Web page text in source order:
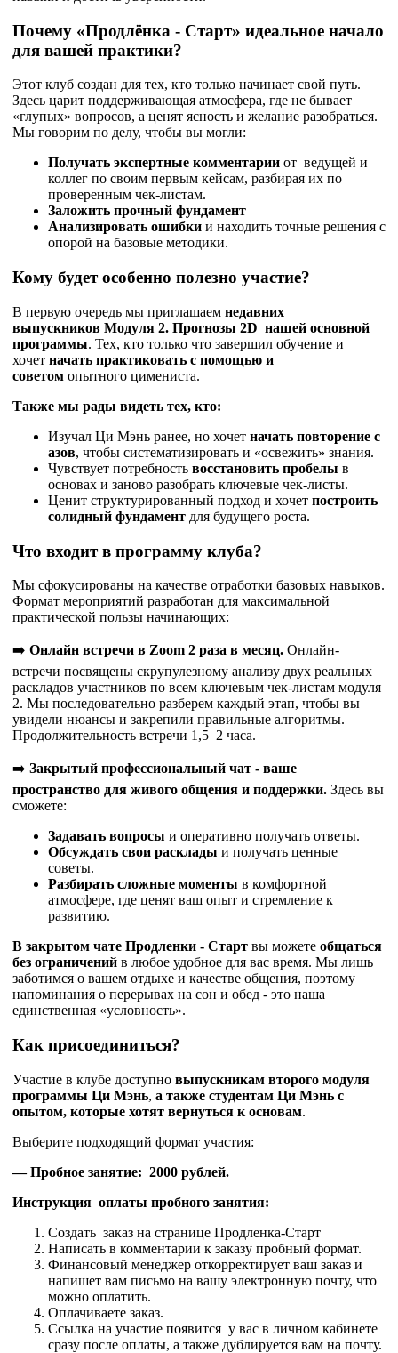
Почему «Продлёнка - Старт» идеальное начало
для вашей практики?
Этот клуб создан для тех, кто только начинает свой путь.
Здесь царит поддерживающая атмосфера, где не бывает
«глупых» вопросов, а ценят ясность и желание разобраться.
Мы говорим по делу, чтобы вы могли:
Получать экспертные комментарии от ведущей и
коллег по своим первым кейсам, разбирая их по
проверенным чек-листам.
Заложить прочный фундамент
Анализировать ошибки и находить точные решения с
опорой на базовые методики.
Кому будет особенно полезно участие?
В первую очередь мы приглашаем недавних
выпускников Модуля 2. Прогнозы 2D нашей основной
программы. Тех, кто только что завершил обучение и
хочет начать практиковать с помощью и
советом опытного цимениста.
Также мы рады видеть тех, кто:
Изучал Ци Мэнь ранее, но хочет начать повторение с
азов, чтобы систематизировать и «освежить» знания.
Чувствует потребность восстановить пробелы в
основах и заново разобрать ключевые чек-листы.
Ценит структурированный подход и хочет построить
солидный фундамент для будущего роста.
Что входит в программу клуба?
Мы сфокусированы на качестве отработки базовых навыков.
Формат мероприятий разработан для максимальной
практической пользы начинающих:
➡️ Онлайн встречи в Zoom 2 раза в месяц. Онлайн-
встречи посвящены скрупулезному анализу двух реальных
раскладов участников по всем ключевым чек-листам модуля
2. Мы последовательно разберем каждый этап, чтобы вы
увидели нюансы и закрепили правильные алгоритмы.
Продолжительность встречи 1,5–2 часа.
➡️ Закрытый профессиональный чат - ваше
пространство для живого общения и поддержки. Здесь вы
сможете:
Задавать вопросы и оперативно получать ответы.
Обсуждать свои расклады и получать ценные
советы.
Разбирать сложные моменты в комфортной
атмосфере, где ценят ваш опыт и стремление к
развитию.
В закрытом чате Продленки - Старт вы можете общаться
без ограничений в любое удобное для вас время. Мы лишь
заботимся о вашем отдыхе и качестве общения, поэтому
напоминания о перерывах на сон и обед - это наша
единственная «условность».
Как присоединиться?
Участие в клубе доступно выпускникам второго модуля
программы Ци Мэнь, а также студентам Ци Мэнь с
опытом, которые хотят вернуться к основам.
Выберите подходящий формат участия:
— Пробное занятие: 2000 рублей.
Инструкция оплаты пробного занятия:
Создать заказ на странице Продленка-Старт
Написать в комментарии к заказу пробный формат.
Финансовый менеджер откорректирует ваш заказ и
напишет вам письмо на вашу электронную почту, что
можно оплатить.
Оплачиваете заказ.
Ссылка на участие появится у вас в личном кабинете
сразу после оплаты, а также дублируется вам на почту.